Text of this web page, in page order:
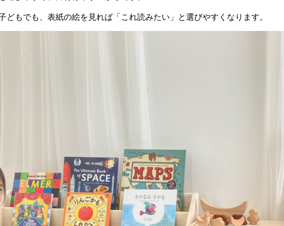
どもでも、表紙の絵を見れば「これ読みたい」と選びやすくなります。